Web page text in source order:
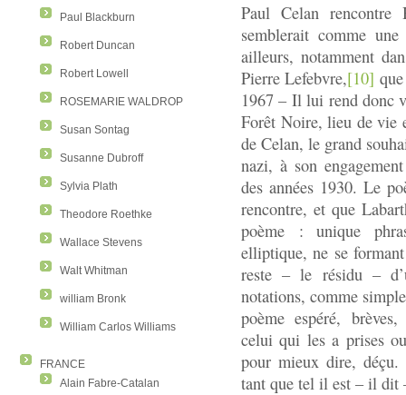
Paul Blackburn
Robert Duncan
Robert Lowell
ROSEMARIE WALDROP
Susan Sontag
Susanne Dubroff
Sylvia Plath
Theodore Roethke
Wallace Stevens
Walt Whitman
william Bronk
William Carlos Williams
FRANCE
Alain Fabre-Catalan
Paul Celan
semblerait comme
ailleurs, notamment
Pierre Lefebvre,[10]
1967 – Il lui rend donc
Forêt Noire, lieu de vie
de Celan, le grand
nazi, à son
des années 1930. Le
rencontre, et que
poème : unique
elliptique, ne se
reste – le résidu –
notations, comme
poème espéré,
celui qui les a prises
pour mieux dire, déçu.
tant que tel il est – il dit